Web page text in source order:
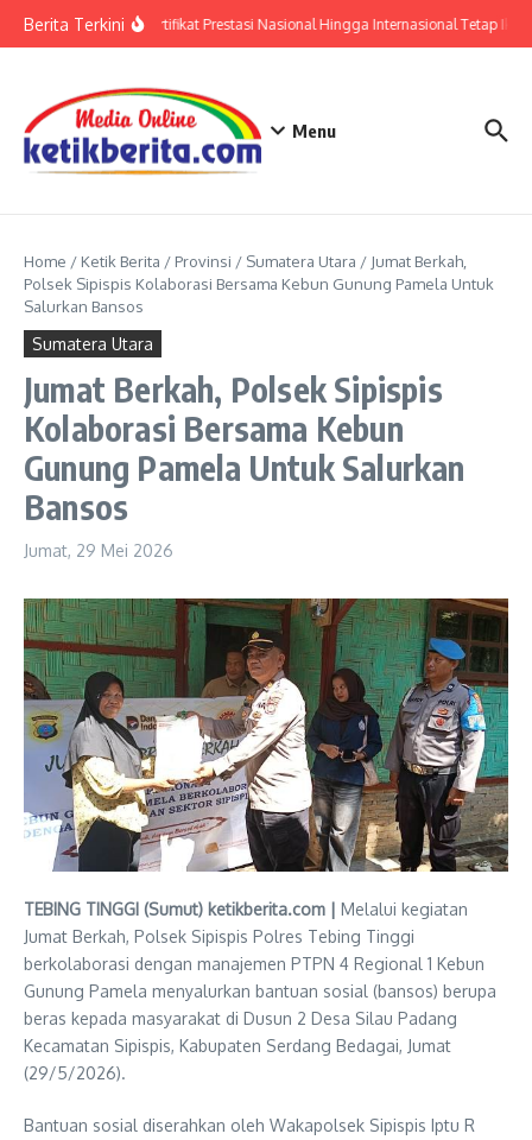
Berita TerkiniPolri: Sertifikat Prestasi Nasional Hingga Internasional Tetap Ikuti
Menu
Home / Ketik Berita / Provinsi / Sumatera Utara / Jumat Berkah,
Polsek Sipispis Kolaborasi Bersama Kebun Gunung Pamela Untuk
Salurkan Bansos
Sumatera Utara
Jumat Berkah, Polsek Sipispis
Kolaborasi Bersama Kebun
Gunung Pamela Untuk Salurkan
Bansos
Jumat, 29 Mei 2026
TEBING TINGGI (Sumut) ketikberita.com | Melalui kegiatan
Jumat Berkah, Polsek Sipispis Polres Tebing Tinggi
berkolaborasi dengan manajemen PTPN 4 Regional 1 Kebun
Gunung Pamela menyalurkan bantuan sosial (bansos) berupa
beras kepada masyarakat di Dusun 2 Desa Silau Padang
Kecamatan Sipispis, Kabupaten Serdang Bedagai, Jumat
(29/5/2026).
Bantuan sosial diserahkan oleh Wakapolsek Sipispis Iptu R